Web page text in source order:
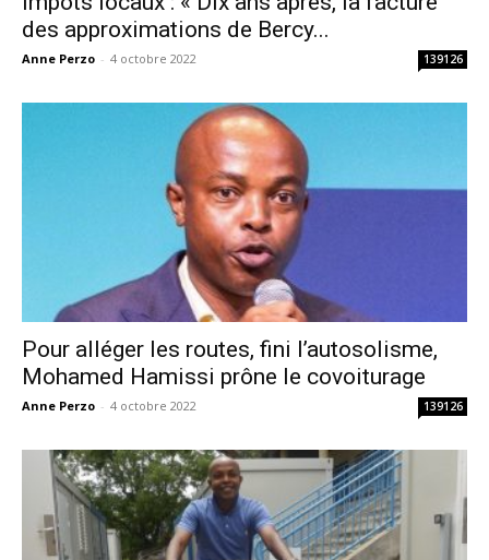
des approximations de Bercy...
Anne Perzo - 4 octobre 2022 139126
Pour alléger les routes, fini l’autosolisme,
Mohamed Hamissi prône le covoiturage
Anne Perzo - 4 octobre 2022 139126